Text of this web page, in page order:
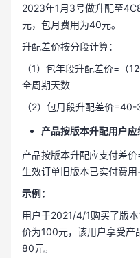
2023年1月3号做升配至
元，包月费用为40元。
升配差价按分段计算：
（1）包年段升配差价=（
全周期天数
（2）包月段升配差价
产品按版本升配用户应
产品按版本升配应支付差
生效订单旧版本已实付费
示例：
用户于2021/4/1购买了版
价为100元，该用户享受产
80元。